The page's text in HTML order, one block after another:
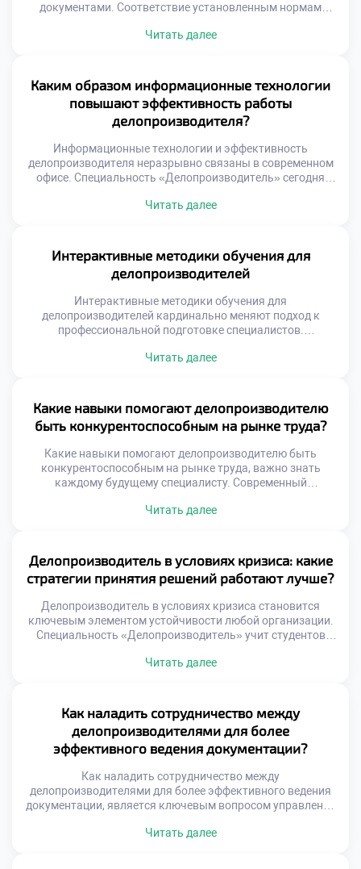
документами. Соответствие установленным нормам
любого специалиста. Без соблюдения стандартов
настоящего эксперта от простого технического
исполнителя. Стандарты обеспечивают юридическую
значимость и единообразие документации организации.
Они создают единое информационное пространство для
Читать далее
Каким образом информационные технологии
повышают эффективность работы
делопроизводителя?
Информационные технологии и эффективность
делопроизводителя неразрывно связаны в современном
офисе. Специальность «Делопроизводитель» сегодня
инструментами. Компьютерные системы
решают поступить учиться в московский техникум ради
освоения передовых программных комплексов. Учебный
процесс включает интенсивную практику в реальных
информационных средах. Студенты учатся управлять
документами с […]
Читать далее
Интерактивные методики обучения для
делопроизводителей
Интерактивные методики обучения для
делопроизводителей кардинально меняют подход к
профессиональной подготовке специалистов.
вовлечению студентов в процесс. Будущий эксперт не
алгоритмов работы с документами. Практический опыт
формируется еще до выхода на реальное рабочее место.
Активность студента становится главным […]
Читать далее
Какие навыки помогают делопроизводителю
быть конкурентоспособным на рынке труда?
Какие навыки помогают делопроизводителю быть
конкурентоспособным на рынке труда, важно знать
каждому будущему специалисту. Современный
операций, а универсального сотрудника. Конкуренция за
кандидата среди сотен других соискателей. Рынок труда
динамично меняется под влиянием цифровых технологий
и новых стандартов. […]
Читать далее
Делопроизводитель в условиях кризиса: какие
стратегии принятия решений работают лучше?
Делопроизводитель в условиях кризиса становится
ключевым элементом устойчивости любой организации.
Специальность «Делопроизводитель» учит студентов
внешним условиям. Грамотные решения специалиста
документы в техникум для получения антикризисных
компетенций. Образовательная программа моделирует
стрессовые ситуации управления информацией. Будущие
профессионалы учатся принимать взвешенные решения
Читать далее
Как наладить сотрудничество между
делопроизводителями для более
эффективного ведения документации?
Как наладить сотрудничество между
делопроизводителями для более эффективного ведения
документации, является ключевым вопросом управления
дублирование функций и ошибок. Единый подход к
Читать далее